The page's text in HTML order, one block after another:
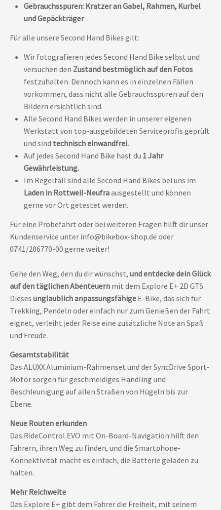
Gebrauchsspuren: Kratzer an Gabel, Rahmen, Kurbel
und Gepäckträger
Für alle unsere Second Hand Bikes gilt:
Wir fotografieren jedes Second Hand Bike selbst und
versuchen den Zustand bestmöglich auf den Fotos
festzuhalten. Dennoch kann es in einzelnen Fällen
vorkommen, dass nicht alle Gebrauchsspuren auf den
Bildern ersichtlich sind.
Alle Second Hand Bikes werden in unserer eigenen
Werkstatt von top-ausgebildeten Serviceprofis geprüft
und sind technisch einwandfrei.
Auf jedes Second Hand Bike hast du 1 Jahr
Gewährleistung.
Im Regelfall sind alle Second Hand Bikes bei uns im
Laden in Rottweil-Neufraausgestellt und können
gerne vor Ort getestet werden.
Für eine Probefahrt oder bei weiteren Fragen hilft dir unser
Kundenservice unter info@bikebox-shop.de oder
0741/206770-00 gerne weiter!
Gehe den Weg, den du dir wünschst, und entdecke dein Glück
auf den täglichen Abenteuern mit dem Explore E+ 2D GTS.
Dieses unglaublich anpassungsfähige E-Bike, das sich für
Trekking, Pendeln oder einfach nur zum Genießen der Fahrt
eignet, verleiht jeder Reise eine zusätzliche Note an Spaß
und Freude.
Gesamtstabilität
Das ALUXX Aluminium-Rahmenset und der SyncDrive Sport-
Motor sorgen für geschmeidiges Handling und
Beschleunigung auf allen Straßen von Hügeln bis zur
Ebene.
Neue Routen erkunden
Das RideControl EVO mit On-Board-Navigation hilft den
Fahrern, ihren Weg zu finden, und die Smartphone-
Konnektivität macht es einfach, die Batterie geladen zu
halten.
Mehr Reichweite
Das Explore E+ gibt dem Fahrer die Freiheit, mit seinem